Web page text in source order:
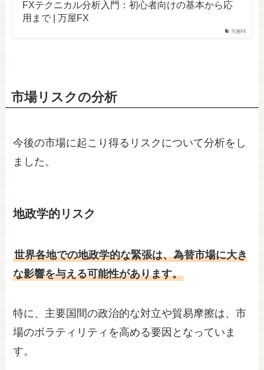
万屋FX
FXテクニカル分析入門：初心者向けの基本から応
用まで | 万屋FX
市場リスクの分析
今後の市場に起こり得るリスクについて分析をし
ました。
地政学的リスク
世界各地での地政学的な緊張は、為替市場に大き
な影響を与える可能性があります。
特に、主要国間の政治的な対立や貿易摩擦は、市
場のボラティリティを高める要因となっていま
す。